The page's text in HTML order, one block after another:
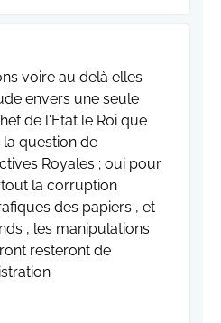
voire au delà elles
envers une seule
de l'Etat le Roi que
la question de
Royales ; oui pour
la corruption
des papiers , et
, les manipulations
resteront de